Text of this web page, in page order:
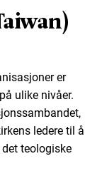
er
ulike nivåer.
ledere til å
teologiske